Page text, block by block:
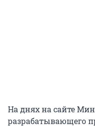
На днях на сайте
разрабатывающего